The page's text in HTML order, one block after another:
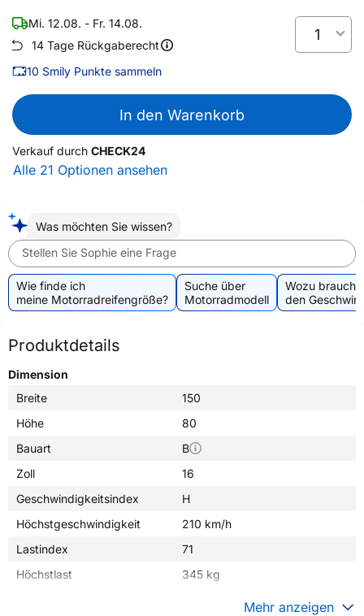
Mi. 12.08. - Fr. 14.08.
14 Tage Rückgaberecht
10 Smily Punkte sammeln
1
In den Warenkorb
Verkauf durch CHECK24
Alle 21 Optionen ansehen
Was möchten Sie wissen?
Stellen Sie Sophie eine Frage
Wie finde ich
meine Motorradreifengröße?
Suche über
Motorradmodell
Wozu
den
Produktdetails
Dimension
Breite
150
Höhe
80
Bauart
B
Zoll
16
Geschwindigkeitsindex
H
Höchstgeschwindigkeit
210 km/h
Lastindex
71
Höchstlast
345 kg
Mehr anzeigen